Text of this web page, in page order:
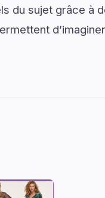
du sujet grâce à